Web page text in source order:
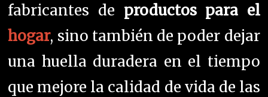
fabricantes de productos para el
hogar, sino también de poder dejar
una huella duradera en el tiempo
que mejore la calidad de vida de las